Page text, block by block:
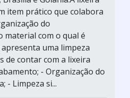
item prático que colabora
do
material com o qual é
uma limpeza
de contar com a lixeira
- Organização do
- Limpeza si...